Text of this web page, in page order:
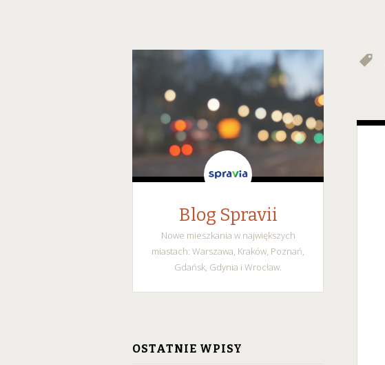
Blog Spravii
Nowe mieszkania w największych
miastach: Warszawa, Kraków, Poznań,
Gdańsk, Gdynia i Wrocław.
CONTENT
OSTATNIE WPISY